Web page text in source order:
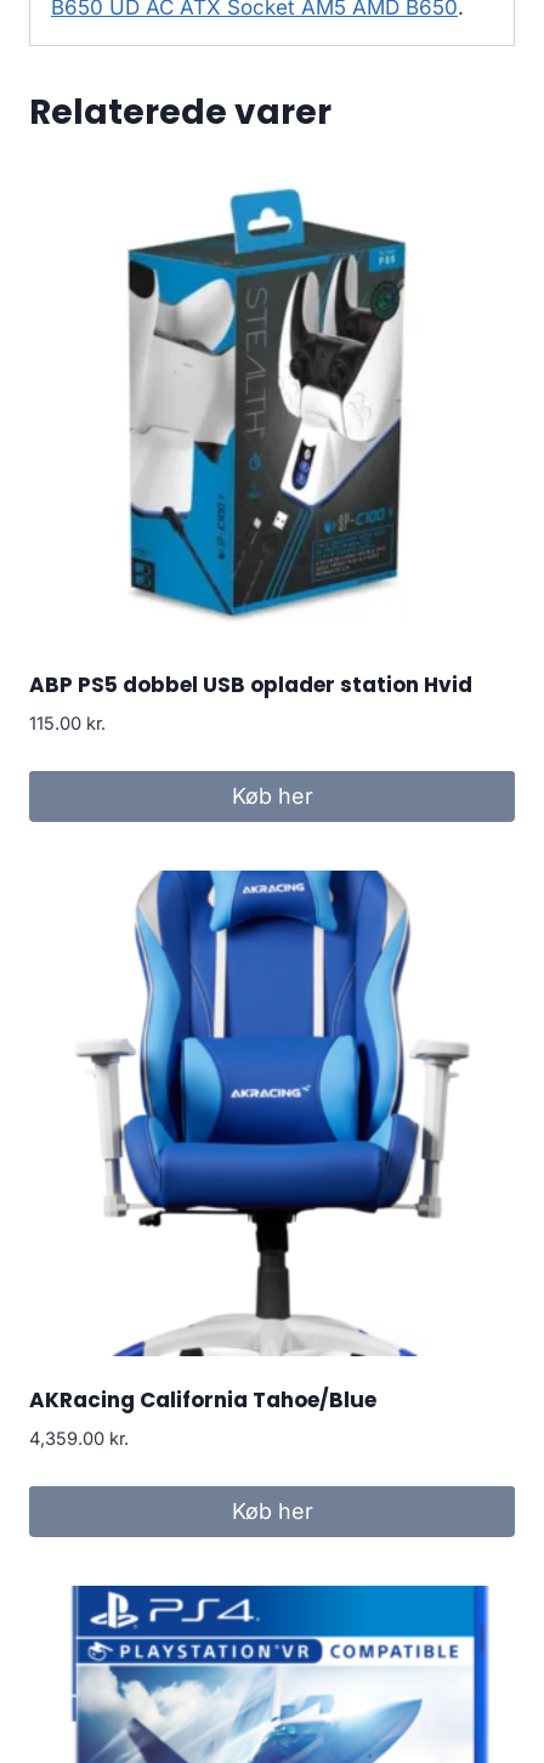
B650 UD AC ATX Socket AM5 AMD B650.
Relaterede varer
ABP PS5 dobbel USB oplader station Hvid
115.00 kr.
Køb her
AKRacing California Tahoe/Blue
4,359.00 kr.
Køb her